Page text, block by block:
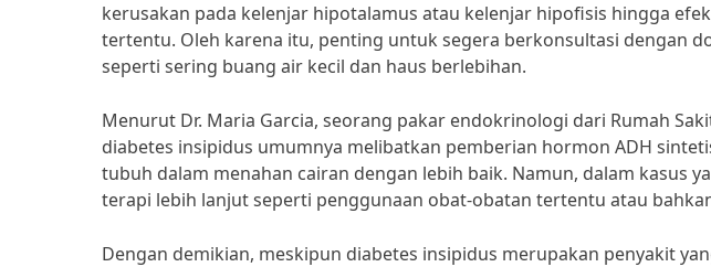
kerusakan pada kelenjar hipotalamus atau kelenjar hipofisis hingga
tertentu. Oleh karena itu, penting untuk segera berkonsultasi dengan
seperti sering buang air kecil dan haus berlebihan.
Menurut Dr. Maria Garcia, seorang pakar endokrinologi dari Rumah
diabetes insipidus umumnya melibatkan pemberian hormon ADH
tubuh dalam menahan cairan dengan lebih baik. Namun, dalam kasus
terapi lebih lanjut seperti penggunaan obat-obatan tertentu atau
Dengan demikian, meskipun diabetes insipidus merupakan penyakit